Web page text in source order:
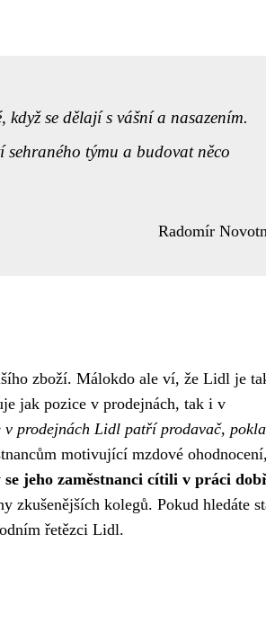
se dělají s vášní a nasazením.
týmu a budovat něco
Radomír
zboží. Málokdo ale ví, že Lidl je
jak pozice v prodejnách, tak i v
v prodejnách Lidl patří prodavač,
motivující mzdové ohodnocení,
jeho zaměstnanci cítili v práci
zkušenějších kolegů. Pokud hledáte
řetězci Lidl.